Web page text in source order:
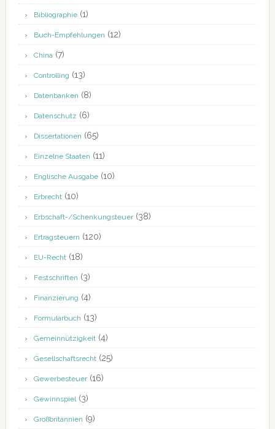
Bibliographie(1)
Buch-Empfehlungen (12)
China(7)
Controlling (13)
Datenbanken (8)
Datenschutz (6)
Dissertationen (65)
Einzelne Staaten (11)
Englische Ausgabe(10)
Erbrecht(10)
Erbschaft-/Schenkungsteuer(38)
Ertragsteuern (120)
EU-Recht(18)
Festschriften (3)
Finanzierung (4)
Formularbuch (13)
Gemeinnützigkeit(4)
Gesellschaftsrecht(25)
Gewerbesteuer(16)
Gewinnspiel(3)
Großbritannien (9)